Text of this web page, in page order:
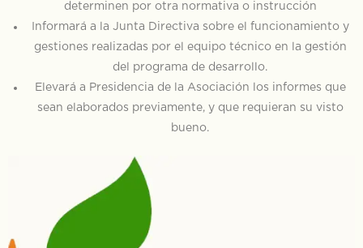
determinen por otra normativa o instrucción
Informará a la Junta Directiva sobre el funcionamiento y
gestiones realizadas por el equipo técnico en la gestión
del programa de desarrollo.
Elevará a Presidencia de la Asociación los informes que
sean elaborados previamente, y que requieran su visto
bueno.